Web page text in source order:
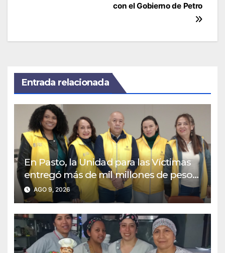
con el Gobierno de Petro
Entrada relacionada
En Pasto, la Unidad para las Víctimas
entregó más de mil millones de pesos
a través de 113 cartas de
indemnización.
AGO 9, 2026